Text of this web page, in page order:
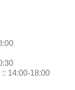
14:00-18:00